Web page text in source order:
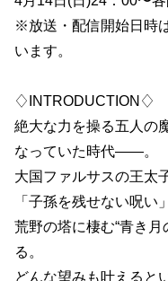
※放送・配信開始日時
います。
♢INTRODUCTION♢
絶大な力を操る五人の
なっていた時代――。
大国ファルサスの王太
「子孫を残せない呪い
荒野の塔に棲む“青き
る。
どんな望みも叶えると